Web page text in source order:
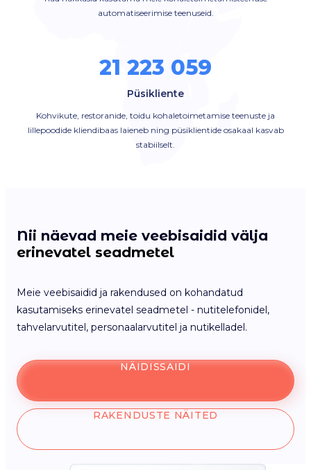
automatiseerimise teenuseid.
21 223 059
Püsikliente
Kohvikute, restoranide, toidu kohaletoimetamise teenuste ja
lillepoodide kliendibaas laieneb ning püsiklientide osakaal kasvab
stabiilselt.
Nii näevad meie veebisaidid välja
erinevatel seadmetel
Meie veebisaidid ja rakendused on kohandatud
kasutamiseks erinevatel seadmetel - nutitelefonidel,
tahvelarvutitel, personaalarvutitel ja nutikelladel.
NÄIDISSAIDI
RAKENDUSTE NÄITED